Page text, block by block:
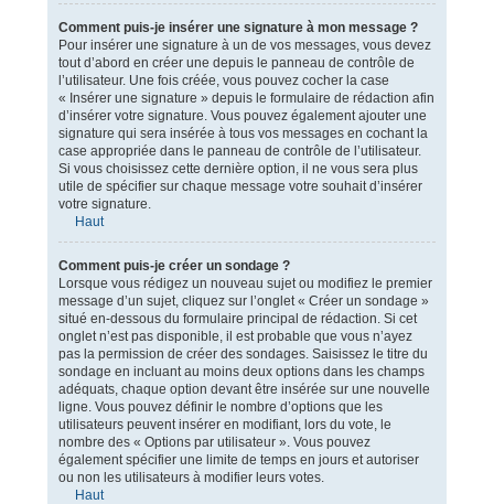
Comment puis-je insérer une signature à mon message ?
Pour insérer une signature à un de vos messages, vous devez
tout d’abord en créer une depuis le panneau de contrôle de
l’utilisateur. Une fois créée, vous pouvez cocher la case
« Insérer une signature » depuis le formulaire de rédaction afin
d’insérer votre signature. Vous pouvez également ajouter une
signature qui sera insérée à tous vos messages en cochant la
case appropriée dans le panneau de contrôle de l’utilisateur.
Si vous choisissez cette dernière option, il ne vous sera plus
utile de spécifier sur chaque message votre souhait d’insérer
votre signature.
Haut
Comment puis-je créer un sondage ?
Lorsque vous rédigez un nouveau sujet ou modifiez le premier
message d’un sujet, cliquez sur l’onglet « Créer un sondage »
situé en-dessous du formulaire principal de rédaction. Si cet
onglet n’est pas disponible, il est probable que vous n’ayez
pas la permission de créer des sondages. Saisissez le titre du
sondage en incluant au moins deux options dans les champs
adéquats, chaque option devant être insérée sur une nouvelle
ligne. Vous pouvez définir le nombre d’options que les
utilisateurs peuvent insérer en modifiant, lors du vote, le
nombre des « Options par utilisateur ». Vous pouvez
également spécifier une limite de temps en jours et autoriser
ou non les utilisateurs à modifier leurs votes.
Haut